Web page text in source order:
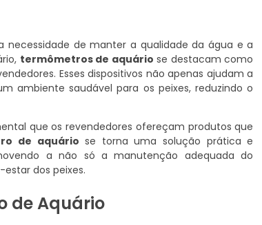
necessidade de manter a qualidade da água e a
termômetros de aquário se destacam como
Esses dispositivos não apenas ajudam a
ambiente saudável para os peixes, reduzindo o
que os revendedores ofereçam produtos que
de aquário se torna uma solução prática e
a não só a manutenção adequada do
dos peixes.
de Aquário